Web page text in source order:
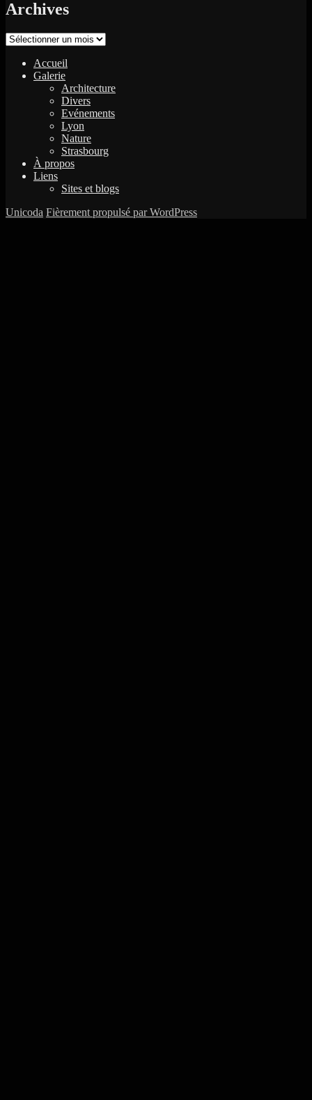
Archives
Archives
Accueil
Galerie
Architecture
Divers
Evénements
Lyon
Nature
Strasbourg
À propos
Liens
Sites et blogs
Unicoda Fièrement propulsé par WordPress